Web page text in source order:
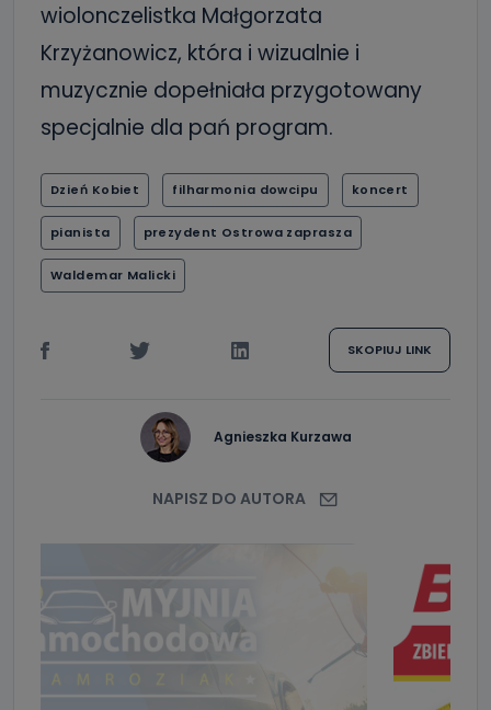
wiolonczelistka Małgorzata
Krzyżanowicz, która i wizualnie i
muzycznie dopełniała przygotowany
specjalnie dla pań program.
Dzień Kobiet filharmonia dowcipu koncert
pianista prezydent Ostrowa zaprasza
Waldemar Malicki
SKOPIUJ LINK
Agnieszka Kurzawa
NAPISZ DO AUTORA